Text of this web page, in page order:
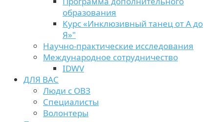
образования
Курс «Инклюзивный танец от А до
Я»"
Научно-практические исследования
Международное сотрудничество
IDWV
ДЛЯ ВАС
Люди с ОВЗ
Специалисты
Волонтеры